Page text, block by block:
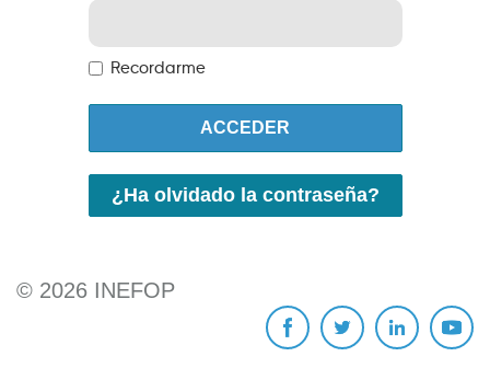
Recordarme
ACCEDER
¿Ha olvidado la contraseña?
© 2026 INEFOP